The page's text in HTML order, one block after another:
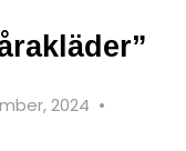
2024 •